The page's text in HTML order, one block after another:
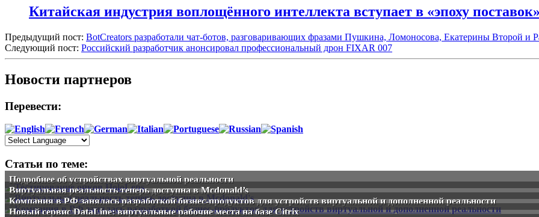
Китайская индустрия воплощённого интеллекта вступает в «эпоху поставок»
Предыдущий пост: BotCreators разработали чат-ботов, разговаривающих фразами Пушкина, Ломоносова, Екатерины Второй и
Следующий пост: Российский разработчик анонсировал профессиональный дрон FIXAR 007
Новости партнеров
Перевести:
Статьи по теме:
Подробнее об устройствах виртуальной реальности
Виртуальная реальность теперь доступна в Mcdonald’s
Компания в РФ занялась разработкой бизнес-продуктов для устройств виртуальной и дополненной реальности
Новый сервис DataLine: виртуальные рабочие места на базе Citrix